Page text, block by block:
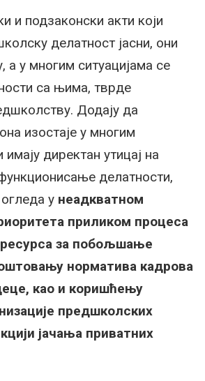
и подзаконски акти који
делатност јасни, они
а у многим ситуацијама се
са њима, тврде
Додају да
изостаје у многим
имају директан утицај на
делатности,
у неадкватном
приликом процеса
за побољшање
норматива кадрова
као и коришћењу
предшколских
јачања приватних